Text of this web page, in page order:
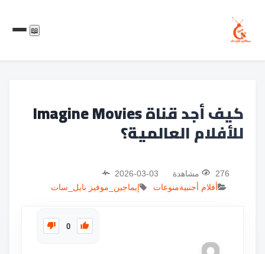
📖
كيف أجد قناة Imagine Movies
للأفلام العالمية؟
276 مشاهدة
2026-03-03
أفلام أجنبيةمنوعات إيماجين_موفيز نايل_سات
0